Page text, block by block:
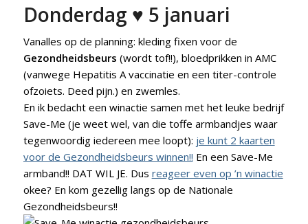
Donderdag ♥ 5 januari
Vanalles op de planning: kleding fixen voor de
Gezondheidsbeurs (wordt tof!!), bloedprikken in AMC
(vanwege Hepatitis A vaccinatie en een titer-controle
ofzoiets. Deed pijn.) en zwemles.
En ik bedacht een winactie samen met het leuke bedrijf
Save-Me (je weet wel, van die toffe armbandjes waar
tegenwoordig iedereen mee loopt): je kunt 2 kaarten
voor de Gezondheidsbeurs winnen!! En een Save-Me
armband!! DAT WIL JE. Dus reageer even op ’n winactie
okee? En kom gezellig langs op de Nationale
Gezondheidsbeurs!!